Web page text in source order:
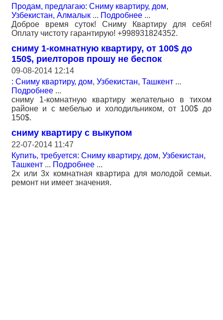
Продам, предлагаю: Сниму квартиру, дом,
Узбекистан, Алмалык ... Подробнее ...
Доброе время суток! Сниму Квартиру для себя!
Оплату чистоту гарантирую! +998931824352.
сниму 1-комнатную квартиру, от 100$ до
150$, риелторов прошу не беспок
09-08-2014 12:14
: Сниму квартиру, дом, Узбекистан, Ташкент ...
Подробнее ...
сниму 1-комнатную квартиру желательно в тихом
районе и с мебелью и холодильником, от 100$ до
150$.
сниму квартиру с выкупом
22-07-2014 11:47
Купить, требуется: Сниму квартиру, дом, Узбекистан,
Ташкент ... Подробнее ...
2х или 3х комнатная квартира для молодой семьи.
ремонт ни имеет значения.